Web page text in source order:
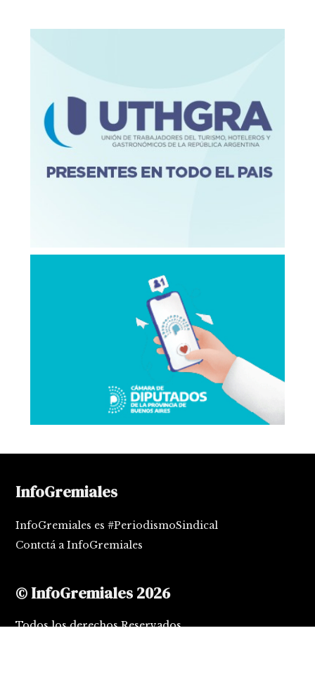
InfoGremiales
InfoGremiales es #PeriodismoSindical
Contctá a InfoGremiales
© InfoGremiales 2026
Todos los derechos Reservados